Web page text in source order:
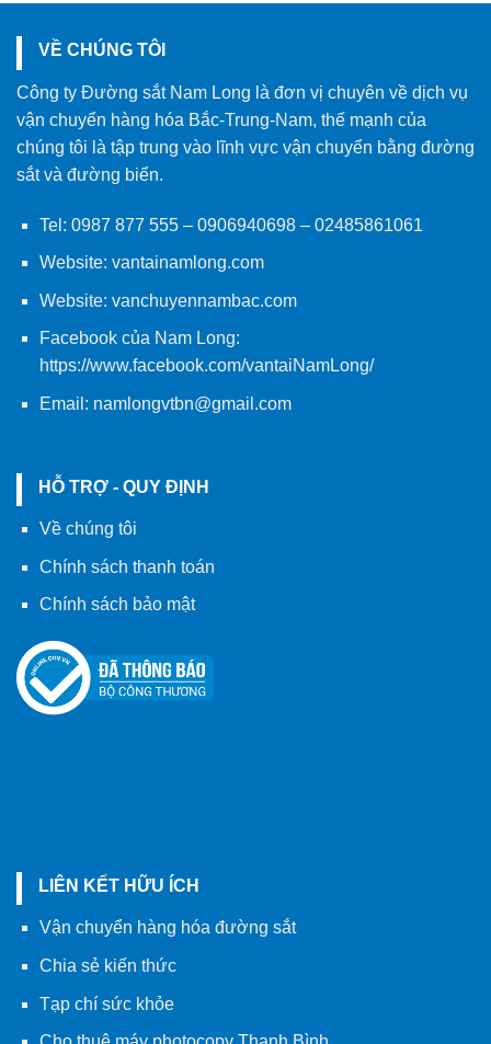
VỀ CHÚNG TÔI
Công ty Đường sắt Nam Long là đơn vị chuyên về dịch vụ
vận chuyển hàng hóa Bắc-Trung-Nam, thế mạnh của
chúng tôi là tập trung vào lĩnh vực vận chuyển bằng đường
sắt và đường biển.
Tel: 0987 877 555– 0906940698– 02485861061
Website: vantainamlong.com
Website: vanchuyennambac.com
Facebook của Nam Long:
https://www.facebook.com/vantaiNamLong/
Email: namlongvtbn@gmail.com
HỖ TRỢ - QUY ĐỊNH
Về chúng tôi
Chính sách thanh toán
Chính sách bảo mật
LIÊN KẾT HỮU ÍCH
Vận chuyển hàng hóa đường sắt
Chia sẻ kiến thức
Tạp chí sức khỏe